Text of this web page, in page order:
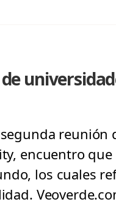
reunión
encuentro que
los cuales